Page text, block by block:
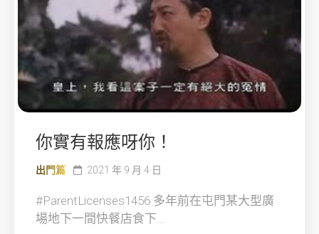
你實有報應呀你！
出門篇 2021 年 9 月 4 日
#ParentLicenses1456 多年前在屯門某大型廣
場地下一間快餐店食下...